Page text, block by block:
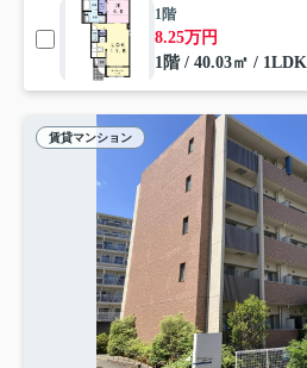
1階
8.25万円
1階 / 40.03㎡ / 1LDK
賃貸マンション